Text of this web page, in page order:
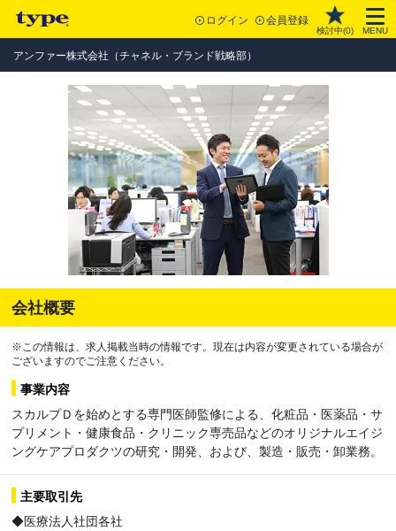
ログイン 会員登録
検討中(0) MENU
アンファー株式会社（チャネル・ブランド戦略部）
会社概要
※この情報は、求人掲載当時の情報です。現在は内容が変更されている場合が
ございますのでご注意ください。
事業内容
スカルプＤを始めとする専門医師監修による、化粧品・医薬品・サ
プリメント・健康食品・クリニック専売品などのオリジナルエイジ
ングケアプロダクツの研究・開発、および、製造・販売・卸業務。
主要取引先
◆医療法人社団各社